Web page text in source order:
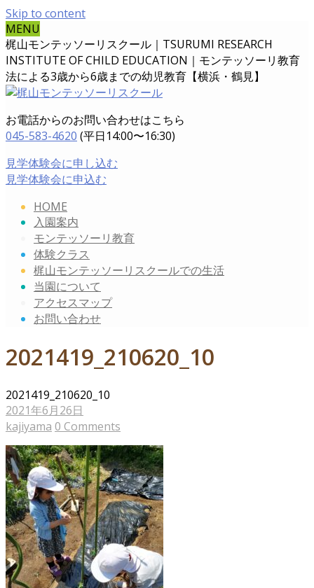
Skip to content
MENU
梶山モンテッソーリスクール｜TSURUMI RESEARCH
INSTITUTE OF CHILD EDUCATION｜ モンテッソーリ教育
法による3歳から6歳までの幼児教育【横浜・鶴見】
お電話からのお問い合わせはこちら
045-583-4620 (平日14:00〜16:30)
見学体験会に申し込む
見学体験会に申込む
HOME
入園案内
モンテッソーリ教育
体験クラス
梶山モンテッソーリスクールでの生活
当園について
アクセスマップ
お問い合わせ
2021419_210620_10
2021419_210620_10
2021年6月26日
kajiyama 0 Comments